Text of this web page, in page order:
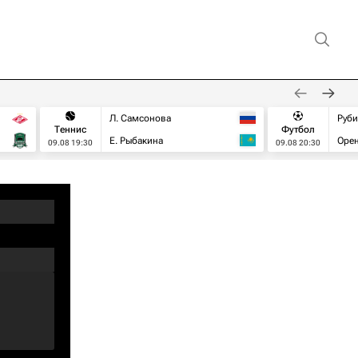
Теннис
09.08 19:30
Л. Самсонова
Е. Рыбакина
Футбол
09.08 20:30